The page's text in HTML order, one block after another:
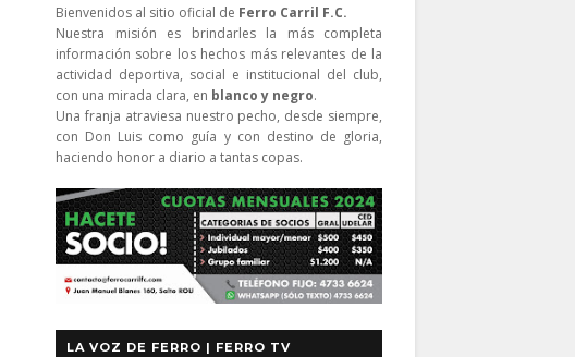
Bienvenidos al sitio oficial de Ferro Carril F.C.
Nuestra misión es brindarles la más completa
información sobre los hechos más relevantes de la
actividad deportiva, social e institucional del club,
con una mirada clara, en blanco y negro.
Una franja atraviesa nuestro pecho, desde siempre,
con Don Luis como guía y con destino de gloria,
haciendo honor a diario a tantas copas.
LA VOZ DE FERRO | FERRO TV